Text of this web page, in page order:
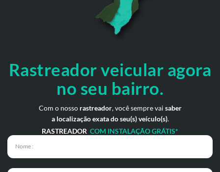
Rastreador veicular agora
no seu bairro.
Com o nosso rastreador, você sempre vai saber
a localização exata do seu(s) veículo(s).
RASTREADOR COM INSTALAÇÃO GRÁTIS*